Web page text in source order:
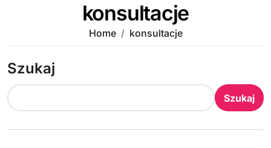
konsultacje
Home konsultacje
Szukaj
Szukaj